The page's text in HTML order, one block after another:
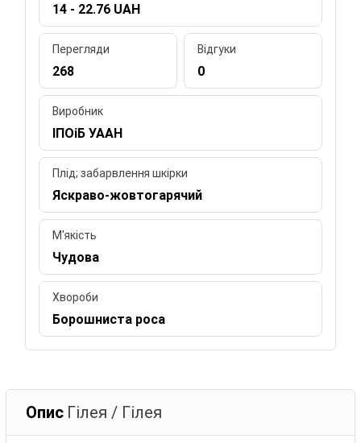
14 - 22.76 UAH
Перегляди
268
Відгуки
0
Виробник
ІПОіБ УААН
Плід; забарвлення шкірки
Яскраво-жовтогарячий
М'якість
Чудова
Хвороби
Борошниста роса
Опис Гілея / Гілея